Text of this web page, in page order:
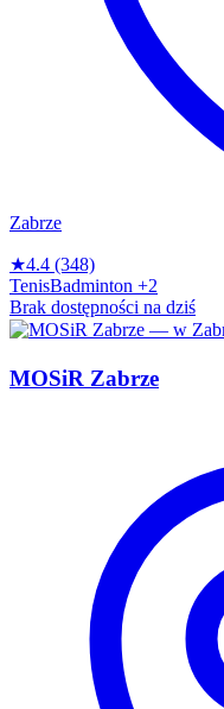
Zabrze
★4.4 (348)
TenisBadminton +2
Brak dostępności na dziś
MOSiR Zabrze